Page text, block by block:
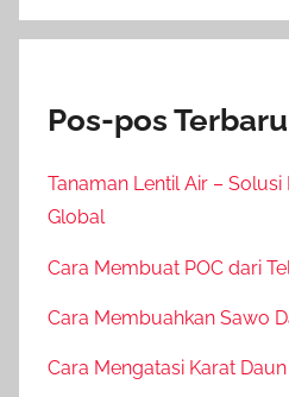
Pos-pos Terbaru
Tanaman Lentil Air –
Global
Cara Membuat POC dari
Cara Membuahkan Sawo
Cara Mengatasi Karat